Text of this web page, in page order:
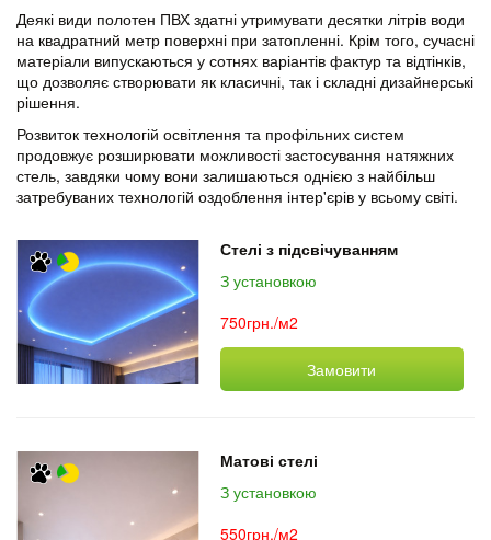
Деякі види полотен ПВХ здатні утримувати десятки літрів води
на квадратний метр поверхні при затопленні. Крім того, сучасні
матеріали випускаються у сотнях варіантів фактур та відтінків,
що дозволяє створювати як класичні, так і складні дизайнерські
рішення.
Розвиток технологій освітлення та профільних систем
продовжує розширювати можливості застосування натяжних
стель, завдяки чому вони залишаються однією з найбільш
затребуваних технологій оздоблення інтер'єрів у всьому світі.
Стелі з підсвічуванням
З установкою
750грн./м2
Замовити
Матові стелі
З установкою
550грн./м2